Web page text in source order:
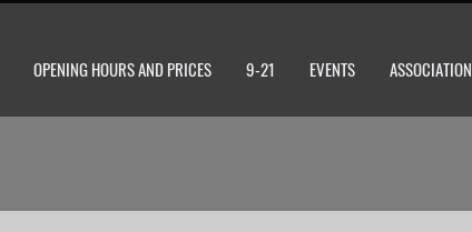
OPENING HOURS AND PRICES 9-21 EVENTS ASSOCIATION